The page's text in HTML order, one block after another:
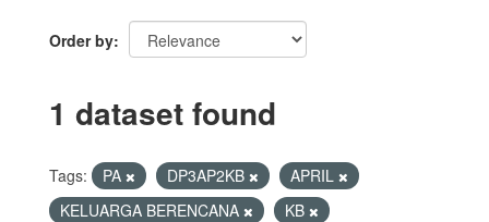
Order by
1 dataset found
Tags: PA DP3AP2KB
APRIL
KELUARGA BERENCANA
KB